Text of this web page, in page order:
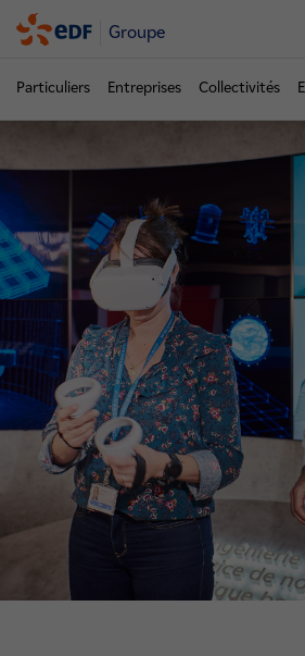
Groupe
Particuliers Entreprises Collectivités